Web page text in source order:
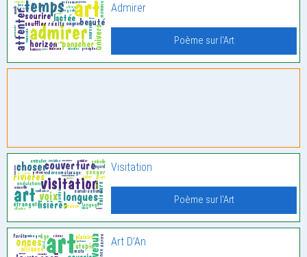
Admirer
Poème sur l'Art
Visitation
Poème sur l'Art
Art D’An